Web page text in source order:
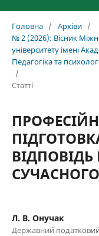
Головна / Архіви /
№ 2 (2026): Вісник
університету імені
Педагогіка та
/
Статті
СУЧАСНОГО
Л. В. Онучак
Державний податковий